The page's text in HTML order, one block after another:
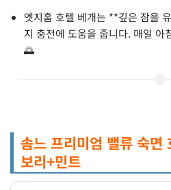
엣지홈 호텔 베개는 **깊은 잠을
지 충전에 도움을 줍니다. 매일 아
🌅
솜느 프리미엄 밸류 숙면
보리+민트